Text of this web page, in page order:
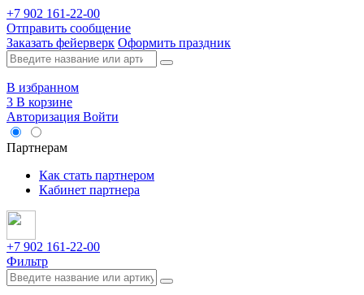
+7 902 161-22-00
Отправить сообщение
Заказать фейерверк Оформить праздник
В избранном
3 В корзине
Авторизация Войти
Партнерам
Как стать партнером
Кабинет партнера
+7 902 161-22-00
Фильтр